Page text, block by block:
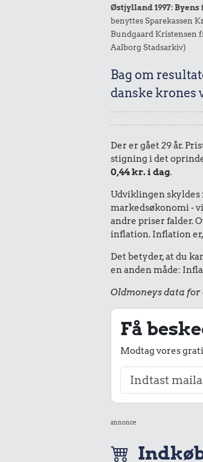
Østjylland 1997:
benyttes Sparekassen
Bundgaard Kristensen
Aalborg Stadsarkiv)
Bag om
danske krones
Der er gået 29 år.
stigning i det
0,44 kr. i dag.
Udviklingen skyldes
markedsøkonomi -
andre priser falder.
inflation. Inflation
Det betyder, at du
en anden måde:
Oldmoneys data for
Få
Modtag vores
annonce